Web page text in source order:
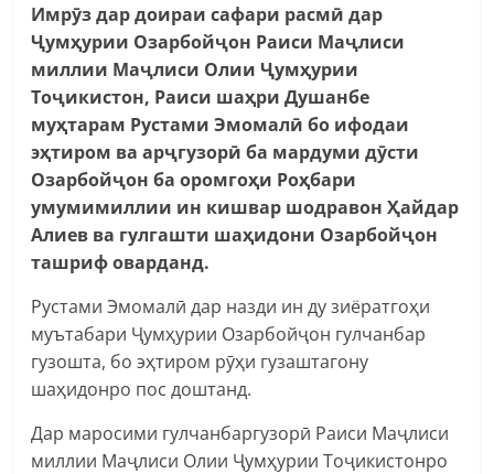
Имрӯз дар доираи сафари расмӣ дар
Ҷумҳурии Озарбойҷон Раиси Маҷлиси
миллии Маҷлиси Олии Ҷумҳурии
Тоҷикистон, Раиси шаҳри Душанбе
муҳтарам Рустами Эмомалӣ бо ифодаи
эҳтиром ва арҷгузорӣ ба мардуми дӯсти
Озарбойҷон ба оромгоҳи Роҳбари
умумимиллии ин кишвар шодравон Ҳайдар
Алиев ва гулгашти шаҳидони Озарбойҷон
ташриф оварданд.
Рустами Эмомалӣ дар назди ин ду зиёратгоҳи
муътабари Ҷумҳурии Озарбойҷон гулчанбар
гузошта, бо эҳтиром рӯҳи гузаштагону
шаҳидонро пос доштанд.
Дар маросими гулчанбаргузорӣ Раиси Маҷлиси
миллии Маҷлиси Олии Ҷумҳурии Тоҷикистонро